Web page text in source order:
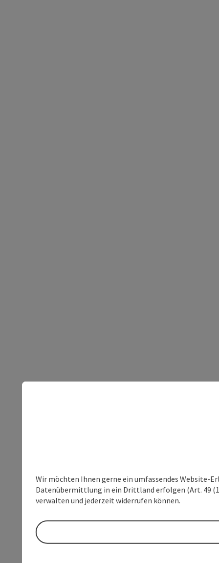
Wir möchten Ihnen gerne ein umfassendes Website-
Datenübermittlung in ein Drittland erfolgen (Art. 49
verwalten und jederzeit widerrufen können.